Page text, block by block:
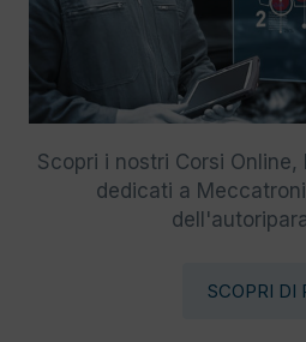
Scopri i nostri Corsi Online,
dedicati a
SCOPRI DI